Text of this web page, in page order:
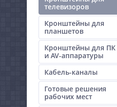
телевизоров
Кронштейны для
планшетов
Кронштейны для ПК
и AV-аппаратуры
Кабель-каналы
Готовые решения
рабочих мест